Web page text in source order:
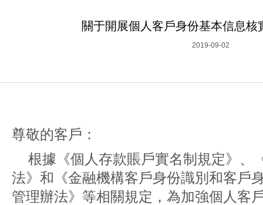
關于開展個人客戶身份基本信息核
2019-09-02
尊敬的客戶：
根據《個人存款賬戶實名制規定》、
法》和《金融機構客戶身份識別和客戶
管理辦法》等相關規定，為加強個人客